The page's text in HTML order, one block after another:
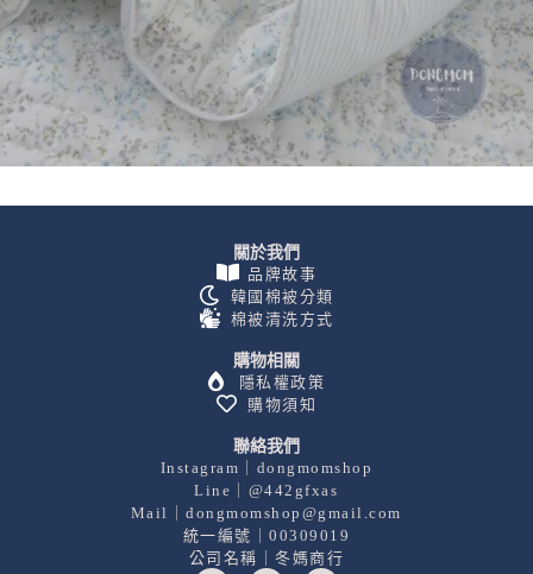
關於我們
品牌故事
韓國棉被分類
棉被清洗方式
購物相關
隱私權政策
購物須知
聯絡我們
Instagram｜dongmomshop
Line｜@442gfxas
Mail｜dongmomshop@gmail.com
統一編號｜00309019
公司名稱｜冬媽商行